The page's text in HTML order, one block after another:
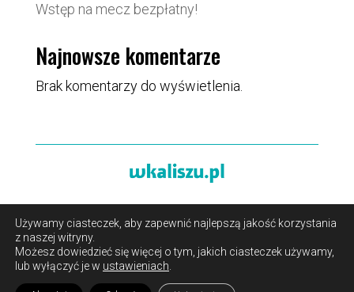
Wstęp na mecz bezpłatny!
Najnowsze komentarze
Brak komentarzy do wyświetlenia.
O portalu/Reklama/ Polityka prywatności i pliki cookies
/Kontakt
Używamy ciasteczek, aby zapewnić najlepszą jakość korzystania
z naszej witryny.
Możesz dowiedzieć się więcej o tym, jakich ciasteczek używamy,
lub wyłączyć je w ustawieniach